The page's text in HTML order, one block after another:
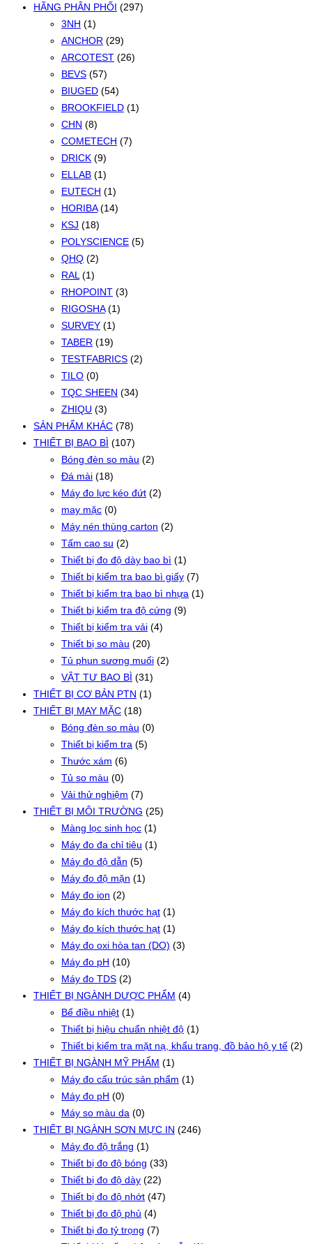
HÃNG PHÂN PHỐI (297)
3NH (1)
ANCHOR (29)
ARCOTEST (26)
BEVS (57)
BIUGED (54)
BROOKFIELD (1)
CHN (8)
COMETECH (7)
DRICK (9)
ELLAB (1)
EUTECH (1)
HORIBA (14)
KSJ (18)
POLYSCIENCE (5)
QHQ (2)
RAL (1)
RHOPOINT (3)
RIGOSHA (1)
SURVEY (1)
TABER (19)
TESTFABRICS (2)
TILO (0)
TQC SHEEN (34)
ZHIQU (3)
SẢN PHẨM KHÁC (78)
THIẾT BỊ BAO BÌ (107)
Bóng đèn so màu (2)
Đá mài (18)
Máy đo lực kéo đứt (2)
may mặc (0)
Máy nén thùng carton (2)
Tấm cao su (2)
Thiết bị đo độ dày bao bì (1)
Thiết bị kiểm tra bao bì giấy (7)
Thiết bị kiểm tra bao bì nhựa (1)
Thiết bị kiểm tra độ cứng (9)
Thiết bị kiểm tra vải (4)
Thiết bị so màu (20)
Tủ phun sương muối (2)
VẬT TƯ BAO BÌ (31)
THIẾT BỊ CƠ BẢN PTN (1)
THIẾT BỊ MAY MẶC (18)
Bóng đèn so màu (0)
Thiết bị kiểm tra (5)
Thước xám (6)
Tủ so màu (0)
Vải thử nghiệm (7)
THIẾT BỊ MÔI TRƯỜNG (25)
Màng lọc sinh học (1)
Máy đo đa chỉ tiêu (1)
Máy đo độ dẫn (5)
Máy đo độ mặn (1)
Máy đo ion (2)
Máy đo kích thước hạt (1)
Máy đo kích thước hạt (1)
Máy đo oxi hòa tan (DO) (3)
Máy đo pH (10)
Máy đo TDS (2)
THIẾT BỊ NGÀNH DƯỢC PHẨM (4)
Bể điều nhiệt (1)
Thiết bị hiệu chuẩn nhiệt độ (1)
Thiết bị kiểm tra mặt nạ, khẩu trang, đồ bảo hộ y tế (2)
THIẾT BỊ NGÀNH MỸ PHẨM (1)
Máy đo cấu trúc sản phẩm (1)
Máy đo pH (0)
Máy so màu da (0)
THIẾT BỊ NGÀNH SƠN MỰC IN (246)
Máy đo độ trắng (1)
Thiết bị đo độ bóng (33)
Thiết bị đo độ dày (22)
Thiết bị đo độ nhớt (47)
Thiết bị đo độ phủ (4)
Thiết bị đo tỷ trọng (7)